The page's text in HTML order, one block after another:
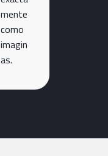
mente
como
imagin
as.